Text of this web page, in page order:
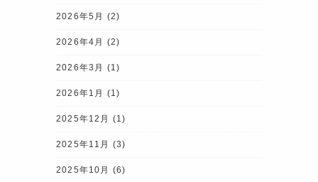
2026年5月 (2)
2026年4月 (2)
2026年3月 (1)
2026年1月 (1)
2025年12月 (1)
2025年11月 (3)
2025年10月 (6)